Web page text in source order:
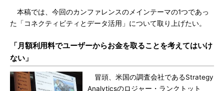
本稿では、今回のカンファレンスのメインテーマの1つであっ
た「コネクティビティとデータ活用」について取り上げたい。
「月額利用料でユーザーからお金を取ることを考えてはいけ
ない」
冒頭、米国の調査会社であるStrategy
Analyticsのロジャー・ランクトット